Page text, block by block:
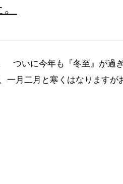
ついに今年も『冬至』が過
一月二月と寒くはなりますが